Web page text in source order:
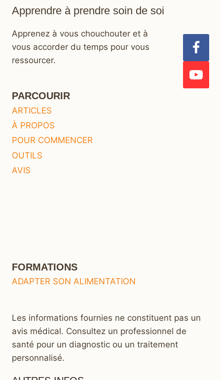
Apprendre à prendre soin de soi
Apprenez à vous chouchouter et à
vous accorder du temps pour vous
ressourcer.
PARCOURIR
ARTICLES
À PROPOS
POUR COMMENCER
OUTILS
AVIS
FORMATIONS
ADAPTER SON ALIMENTATION
Les informations fournies ne constituent pas un
avis médical. Consultez un professionnel de
santé pour un diagnostic ou un traitement
personnalisé.